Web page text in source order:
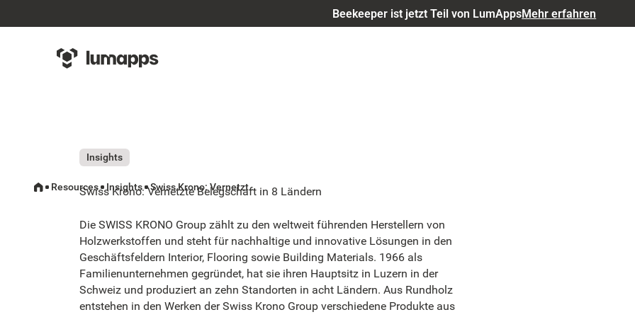
Beekeeper ist jetzt Teil von LumAppsMehr erfahren
Insights
Swiss Krono: Vernetzte Belegschaft in 8 Ländern
Die SWISS KRONO Group zählt zu den weltweit führenden Herstellern von
Holzwerkstoffen und steht für nachhaltige und innovative Lösungen in den
Geschäftsfeldern Interior, Flooring sowie Building Materials. 1966 als
Familienunternehmen gegründet, hat sie ihren Hauptsitz in Luzern in der
Schweiz und produziert an zehn Standorten in acht Ländern. Aus Rundholz
entstehen in den Werken der Swiss Krono Group verschiedene Produkte aus
Resources Insights Swiss Krono: Vernetzte Belegschaft in 8 Ländern